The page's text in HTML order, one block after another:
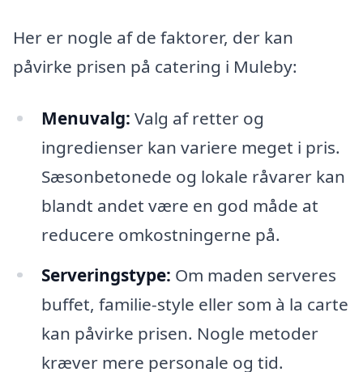
Her er nogle af de faktorer, der kan
påvirke prisen på catering i Muleby:
Menuvalg: Valg af retter og
ingredienser kan variere meget i pris.
Sæsonbetonede og lokale råvarer kan
blandt andet være en god måde at
reducere omkostningerne på.
Serveringstype: Om maden serveres
buffet, familie-style eller som à la carte
kan påvirke prisen. Nogle metoder
kræver mere personale og tid.